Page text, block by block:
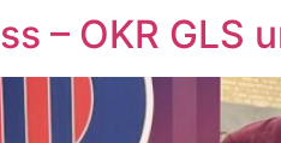
– OKR GLS